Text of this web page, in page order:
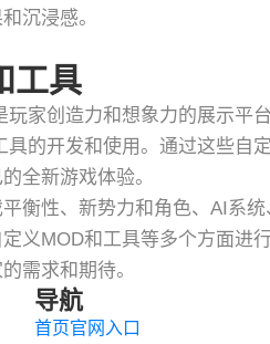
沉浸感。
工具
家创造力和想象力的展示平
的开发和使用。通过这些自
全新游戏体验。
衡性、新势力和角色、AI系
义MOD和工具等多个方面进
需求和期待。
导航
首页官网入口